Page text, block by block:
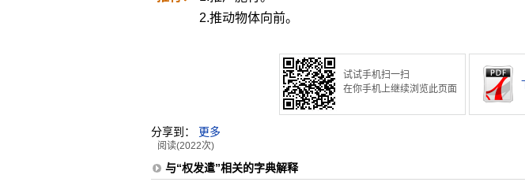
2.推动物体向前。
试试手机扫一扫
在你手机上继续浏览此页面
分享到： 更多
阅读(2022次)
与“权发遣”相关的字典解释